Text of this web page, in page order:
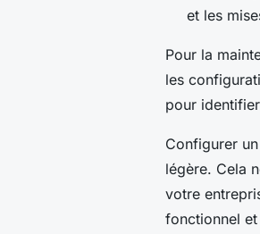
et les
Pour la
les
pour
Configurer un
légère. Cela
votre
fonctionnel